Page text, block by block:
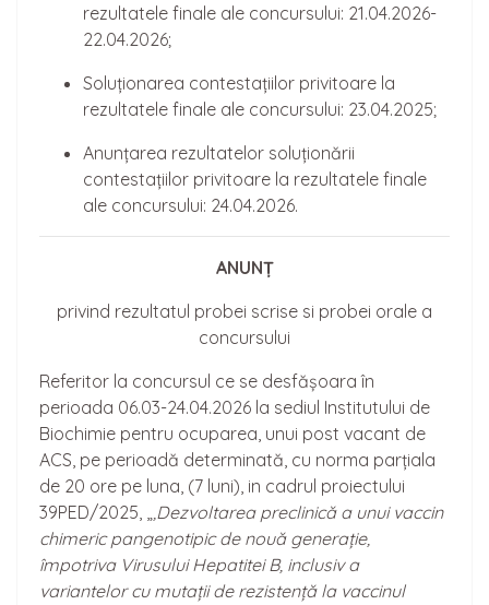
rezultatele finale ale concursului: 21.04.2026-
22.04.2026;
Soluționarea contestațiilor privitoare la
rezultatele finale ale concursului: 23.04.2025;
Anunțarea rezultatelor soluționării
contestațiilor privitoare la rezultatele finale
ale concursului: 24.04.2026.
ANUNȚ
privind rezultatul probei scrise si probei orale a
concursului
Referitor la concursul ce se desfășoara în
perioada 06.03-24.04.2026 la sediul Institutului de
Biochimie pentru ocuparea, unui post vacant de
ACS, pe perioadă determinată, cu norma parțiala
de 20 ore pe luna, (7 luni), in cadrul proiectului
39PED/2025, „‚Dezvoltarea preclinică a unui vaccin
chimeric pangenotipic de nouă generație,
împotriva Virusului Hepatitei B, inclusiv a
variantelor cu mutații de rezistență la vaccinul